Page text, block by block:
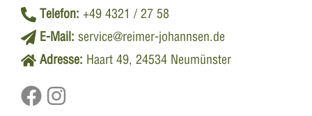
Telefon: +49 4321 / 27 58
E-Mail: service@reimer-johannsen.de
Adresse: Haart 49, 24534 Neumünster